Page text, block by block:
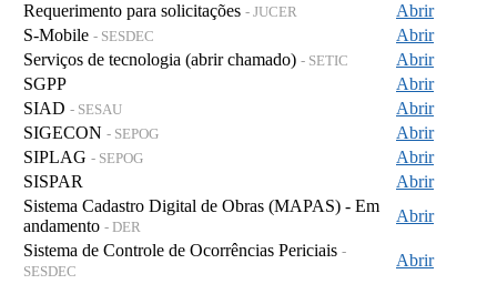
Requerimento para solicitações - JUCER
Abrir
S-Mobile - SESDEC
Abrir
Serviços de tecnologia (abrir chamado) - SETIC
Abrir
SGPP
Abrir
SIAD - SESAU
Abrir
SIGECON - SEPOG
Abrir
SIPLAG - SEPOG
Abrir
SISPAR
Abrir
Sistema Cadastro Digital de Obras (MAPAS) - Em
andamento - DER
Abrir
Sistema de Controle de Ocorrências Periciais -
SESDEC
Abrir